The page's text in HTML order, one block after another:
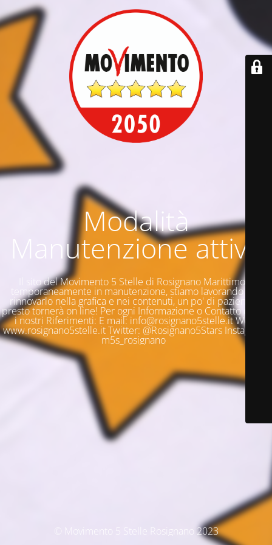
Modalità
Manutenzione attiva
Il sito del Movimento 5 Stelle di Rosignano Marittimo è
temporaneamente in manutenzione, stiamo lavorando per
rinnovarlo nella grafica e nei contenuti, un po' di pazienza e
presto tornerà on line! Per ogni Informazione o Contatto questi
i nostri Riferimenti: E mail: info@rosignano5stelle.it Web:
www.rosignano5stelle.it Twitter: @Rosignano5Stars Instagram:
m5s_rosignano
© Movimento 5 Stelle Rosignano 2023